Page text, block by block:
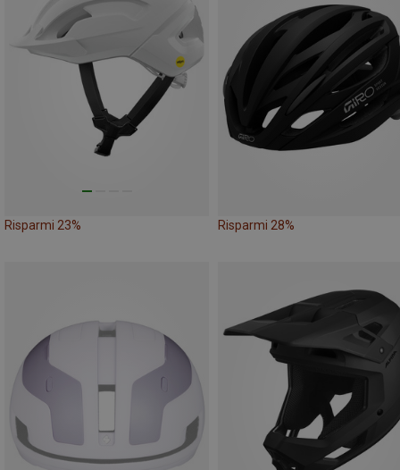
Risparmi 23% Risparmi 28%